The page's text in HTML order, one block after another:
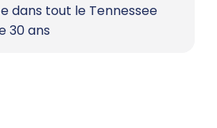
dans tout le Tennessee
30 ans